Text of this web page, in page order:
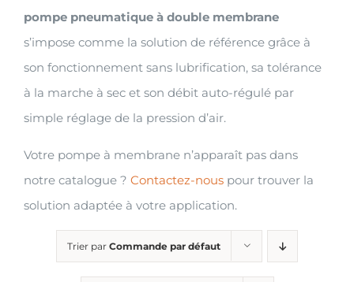
pompe pneumatique à double membrane
s’impose comme la solution de référence grâce à
son fonctionnement sans lubrification, sa tolérance
à la marche à sec et son débit auto-régulé par
simple réglage de la pression d’air.
Votre pompe à membrane n’apparaît pas dans
notre catalogue ? Contactez-nous pour trouver la
solution adaptée à votre application.
Trier par Commande par défaut